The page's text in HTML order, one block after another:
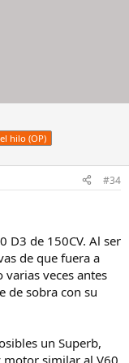
hilo (OP)
#34
D3 de 150CV. Al ser
de que fuera a
veces antes
de sobra con su
un Superb,
similar al V60